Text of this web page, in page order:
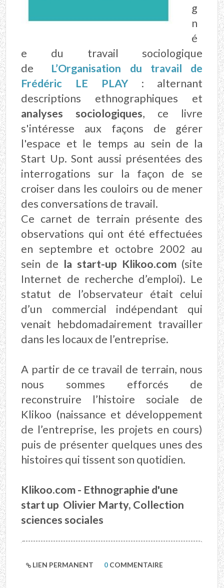
g
n
é
e du travail sociologique
de
L’Organisation du travail de
Frédéric LE PLAY: alternant
descriptions ethnographiques et
analyses sociologiques, ce livre
s'intéresse aux façons de gérer
l'espace et le temps au sein de la
Start Up. Sont aussi présentées des
interrogations sur la façon de se
croiser dans les couloirs ou de mener
des conversations de travail.
Ce carnet de terrain présente des
observations qui ont été effectuées
en septembre et octobre 2002 au
sein de la start-up Klikoo.com (site
Internet de recherche d’emploi). Le
statut de l’observateur était celui
d’un commercial indépendant qui
venait hebdomadairement travailler
dans les locaux de l’entreprise.
A partir de ce travail de terrain, nous
nous sommes efforcés de
reconstruire l’histoire sociale de
Klikoo (naissance et développement
de l’entreprise, les projets en cours)
puis de présenter quelques unes des
histoires qui tissent son quotidien.
Klikoo.com - Ethnographie d'une
start up Olivier Marty, Collection
sciences sociales
LIEN PERMANENT 0 COMMENTAIRE